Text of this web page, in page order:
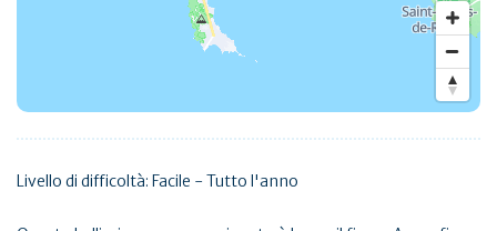
Livello di difficoltà: Facile - Tutto l'anno